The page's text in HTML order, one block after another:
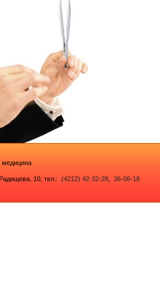
медицина
10 , тел.: (4212) 42-32-28 36-06-18